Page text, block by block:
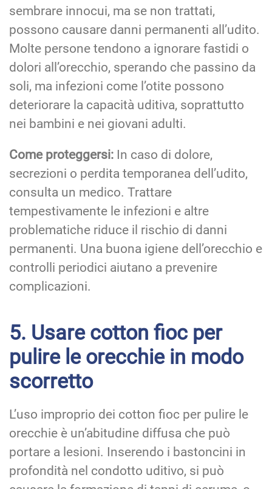
sembrare innocui, ma se non trattati,
possono causare danni permanenti all’udito.
Molte persone tendono a ignorare fastidi o
dolori all’orecchio, sperando che passino da
soli, ma infezioni come l’otite possono
deteriorare la capacità uditiva, soprattutto
nei bambini e nei giovani adulti.
Come proteggersi: In caso di dolore,
secrezioni o perdita temporanea dell’udito,
consulta un medico. Trattare
tempestivamente le infezioni e altre
problematiche riduce il rischio di danni
permanenti. Una buona igiene dell’orecchio e
controlli periodici aiutano a prevenire
complicazioni.
5. Usare cotton fioc per
pulire le orecchie in modo
scorretto
L’uso improprio dei cotton fioc per pulire le
orecchie è un’abitudine diffusa che può
portare a lesioni. Inserendo i bastoncini in
profondità nel condotto uditivo, si può